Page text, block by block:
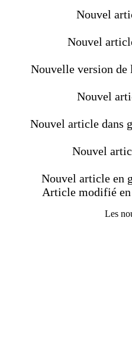
Nouvel
Nouvel
Nouvelle version de
Nouvel
Nouvel article dans
Nouvel
Nouvel article en
Article modifié
Les